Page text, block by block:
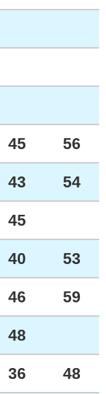
45 56
43 54
45
40 53
46 59
48
36 48